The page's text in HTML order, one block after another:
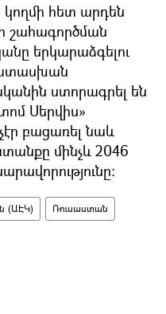
հետ արդեն
շահագործման
երկարաձգելու
ստորագրել են
Սերվիս»
բացառել նաև
մինչև 2046
(ԱԷԿ) Ռուսաստան